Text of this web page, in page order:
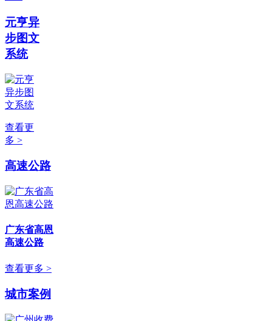
元亨异
步图文
系统
查看更
多 >
高速公路
广东省高恩
高速公路
查看更多 >
城市案例